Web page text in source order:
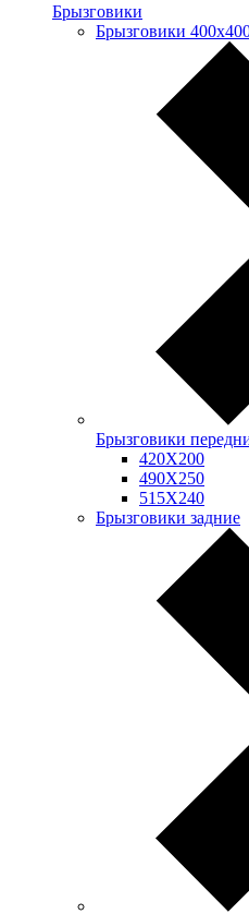
Брызговики
Брызговики
Брызговики
420Х200
490Х250
515Х240
Брызговики задние